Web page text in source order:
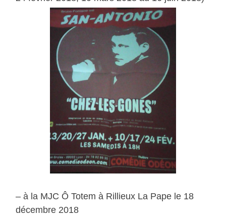
– à la MJC Ô Totem à Rillieux La Pape le 18
décembre 2018